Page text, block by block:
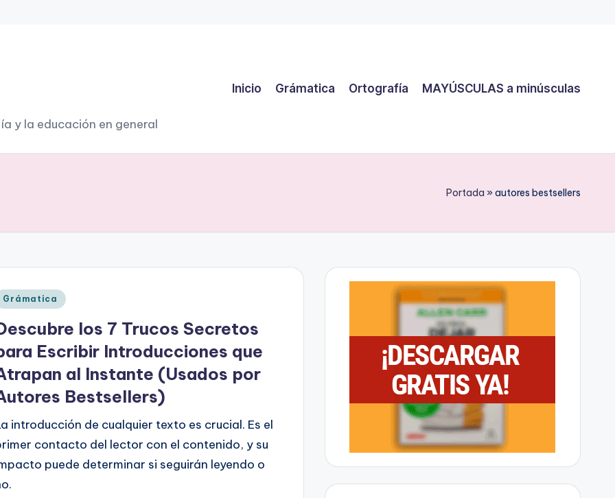
y la educación en general
Inicio Grámatica Ortografía MAYÚSCULAS a minúsculas
Portada »autores bestsellers
Grámatica
los 7 Trucos Secretos
Escribir Introducciones que
al Instante (Usados por
Bestsellers)
introducción de cualquier texto es crucial. Es el
contacto del lector con el contenido, y su
puede determinar si seguirán leyendo o